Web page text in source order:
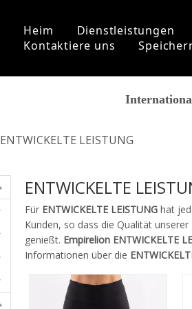
Heim Dienstleistungen
Kontaktiere uns
ENTWICKELTE LEISTUNG
ENTWICKELTE
Für ENTWICKELTE LEISTUNG hat
Kunden, so dass die Qualität unserer
genießt. Empirelion ENTWICKELTE
Informationen über die